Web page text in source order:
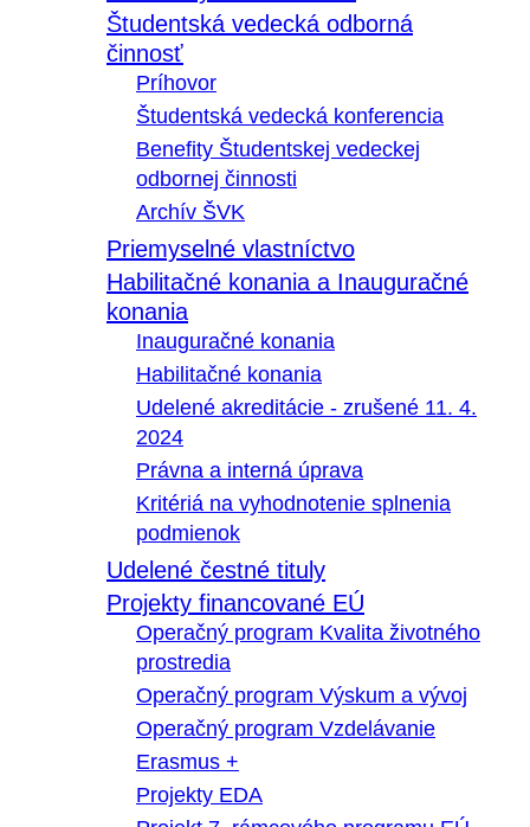
Študentská vedecká odborná
činnosť
Príhovor
Študentská vedecká konferencia
Benefity Študentskej vedeckej
odbornej činnosti
Archív ŠVK
Priemyselné vlastníctvo
Habilitačné konania a Inauguračné
konania
Inauguračné konania
Habilitačné konania
Udelené akreditácie - zrušené 11. 4.
2024
Právna a interná úprava
Kritériá na vyhodnotenie splnenia
podmienok
Udelené čestné tituly
Projekty financované EÚ
Operačný program Kvalita životného
prostredia
Operačný program Výskum a vývoj
Operačný program Vzdelávanie
Erasmus +
Projekty EDA